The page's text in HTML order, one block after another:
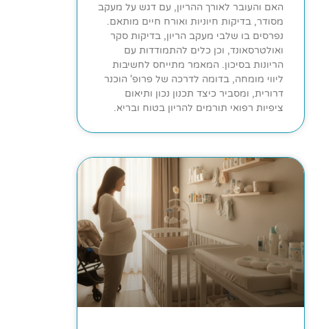
האם והעובר לאורך ההריון, עם דגש על מעקב
מסודר, בדיקות חיוניות ואורח חיים מותאם.
נפרסים בו שלבי מעקב הריון, בדיקות סקר
ואולטרסאונד, וכן כלים להתמודדות עם
הריונות בסיכון. המאמר מתייחס לחשיבות
ליווי מומחה, בדומה לדרכה של פרופ' הוכנר
דרורית, ומסביר כיצד תכנון נכון ותיאום
ציפיות רפואי תורמים להריון בטוח ובריא.